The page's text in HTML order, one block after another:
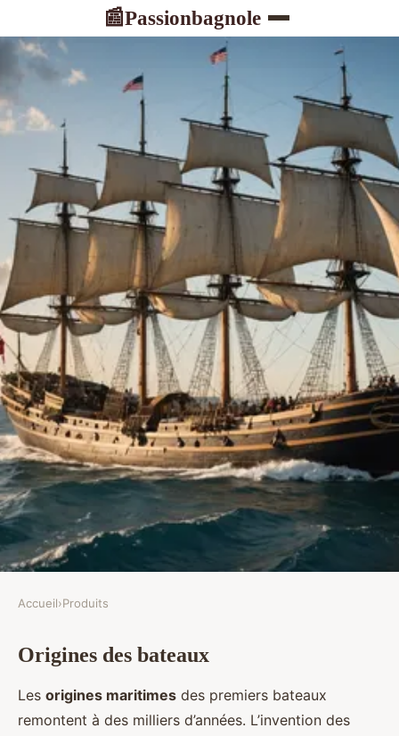
📰Passionbagnole
Histoire des bateaux: une
exploration maritime
Élise•29 janvier 2025•7 min de lecture
Accueil›Produits
Origines des bateaux
Les origines maritimes des premiers bateaux
remontent à des milliers d’années. L’invention des